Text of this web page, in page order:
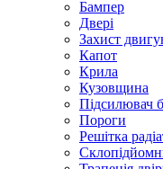
Бампер
Двері
Захист
Капот
Крила
Кузовщина
Підсилювач
Пороги
Решітка